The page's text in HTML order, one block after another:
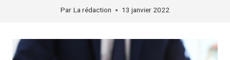
Par La rédaction 13 janvier 2022